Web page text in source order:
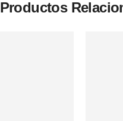
Productos